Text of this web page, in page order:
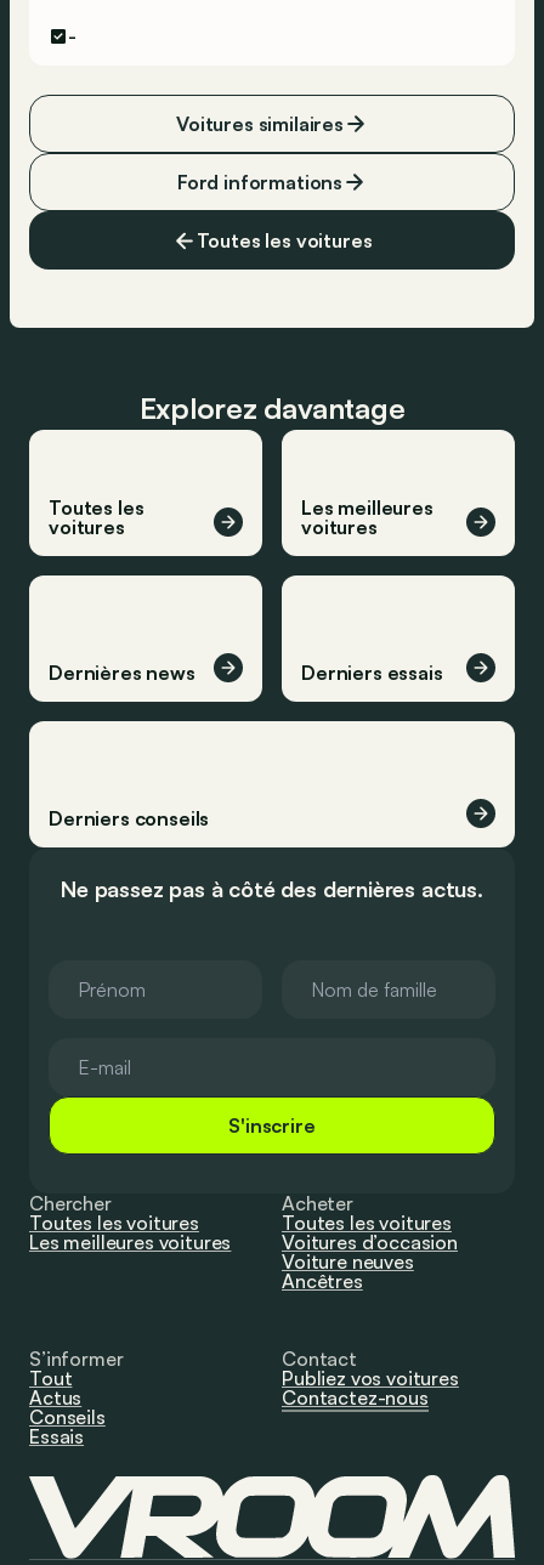
-
Toutes les voitures
Ford informations
Voitures similaires
Explorez davantage
Toutes les
voitures
Les meilleures
voitures
Dernières news Derniers essais
Derniers conseils
Ne passez pas à côté des dernières actus.
S'inscrire
Chercher
Toutes les voitures
Les meilleures voitures
Acheter
Toutes les voitures
Voitures d’occasion
Voiture neuves
Ancêtres
S’informer
Tout
Actus
Conseils
Essais
Contact
Publiez vos voitures
Contactez-nous